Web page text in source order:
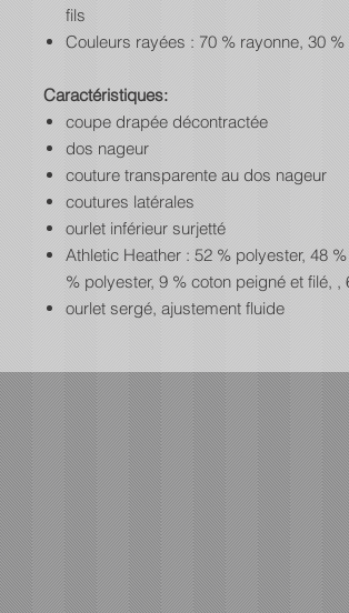
fils
Couleurs rayées : 70 % rayonne, 30
Caractéristiques:
coupe drapée décontractée
dos nageur
couture transparente au dos nageur
coutures latérales
ourlet inférieur surjetté
Athletic Heather : 52 % polyester, 48
% polyester, 9 % coton peigné et filé,
ourlet sergé, ajustement fluide